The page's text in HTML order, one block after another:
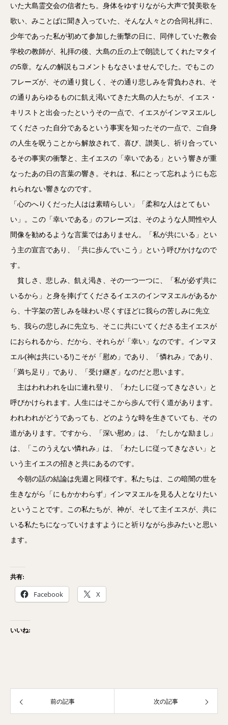
いた大島霊交会の信者たち。身体をゆすりながら大声で賛美歌を
歌い、みことばに聞き入っていた、そんな人々との合同礼拝に、
少年であった私が初めて参加した衝撃の日に、同伴していた教会
学校の教師が、礼拝の後、大島の丘の上で朗読してくれたマタイ
の5章。なんの解説もコメントもなさいませんでした。でもこの
フレーズが、その通り貧しく、その通り悲しみを背負わされ、そ
の通りあらゆるものに飢え渇いてきた大島の人たちが、イエス・
キリストと出会ったというその一点で、イエスがインマヌエルし
てくださった自分であるという事実を知ったその一点で、ご自身
の人生を呪うことから解放されて、喜び、讃美し、祈り合ってい
るその事実の衝撃と、主イエスの「幸いである」という響きが重
なったあの日の言葉の響き。それは、私にとって忘れようにも忘
れられない響きなのです。
「心のへりくだった人はは素晴らしい」「柔和な人はとてもい
い」。この「幸いである」のフレーズは、そのような人間性や人
間像を勧めるような言葉ではありません。「私が共にいる」とい
う主の宣言であり、「共に歩んでいこう」という呼びかけなので
す。
貧しさ、悲しみ、飢え渇き、その一つ一つに、「私が必ず共に
いるから」と身を捧げてくださるイエスのインマヌエルがあるか
ら、十字架の苦しみを味わい尽くすほどに我らの苦しみに先立
ち、我らの悲しみに先立ち、そこに共にいてくださる主イエスが
におられるから、だから、それらが「幸い」なのです。インマヌ
エル(神は共にいる!)こそが「慰め」であり、「憐れみ」であり、
「満ち足り」であり、「受け継ぎ」なのだと思います。
主はわれわれを山に連れ登り、「わたしに従ってきなさい」と
呼びかけられます。人生にはそこから歩んで行く道があります。
われわれがどうであっても、どのような時を生きていても、その
道があります。ですから、「深い慰め」は、「たしかな励まし」
は、「このうえない憐れみ」は、「わたしに従ってきなさい」と
いう主イエスの招きと共にあるのです。
今朝の話の結論は先週と同様です。私たちは、この暗闇の世を
生きながら「にもかかわらず」インマヌエルを見る人となりたい
ということです。この私たちが、神が、そして主イエスが、共に
いる私たちになっていけますようにと祈りながら歩みたいと思い
ます。
共有:
Facebook X
いいね:
前の記事 次の記事